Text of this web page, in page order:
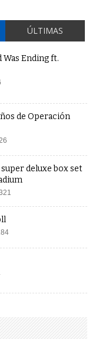
ÚLTIMAS
Was Ending ft.
de Operación
super deluxe box set